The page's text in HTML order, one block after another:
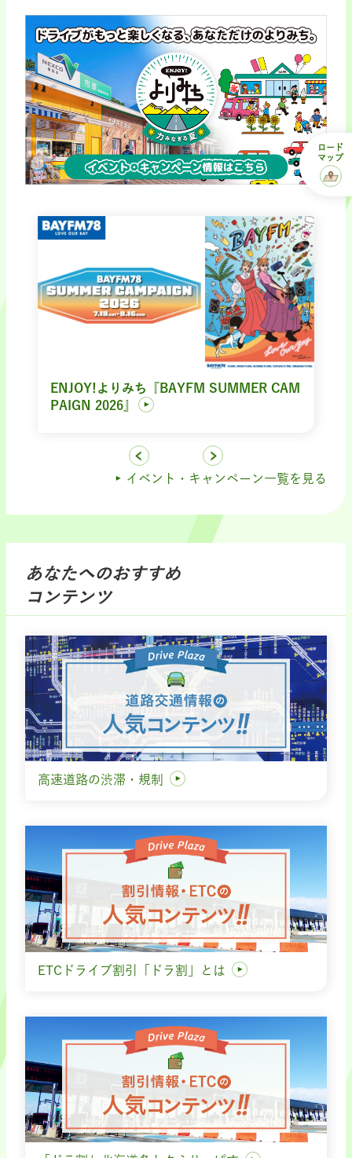
ENJOY!よりみち『BAYFM SUMMER CAM
PAIGN 2026』
イベント・キャンペーン一覧を見る
あなたへのおすすめ
コンテンツ
高速道路の渋滞・規制
ETCドライブ割引「ドラ割」とは
ロード
マップ